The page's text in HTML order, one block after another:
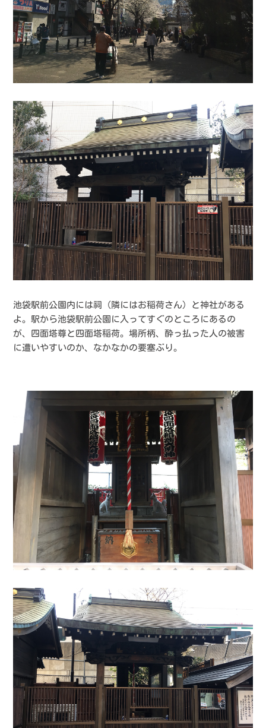
池袋駅前公園内には祠（隣にはお稲荷さん）と神社がある
よ。駅から池袋駅前公園に入ってすぐのところにあるの
が、四面塔尊と四面塔稲荷。場所柄、酔っ払った人の被害
に遭いやすいのか、なかなかの要塞ぶり。